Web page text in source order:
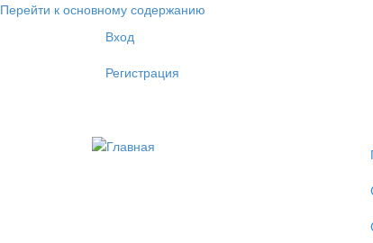
Перейти к основному содержанию
Вход
Регистрация